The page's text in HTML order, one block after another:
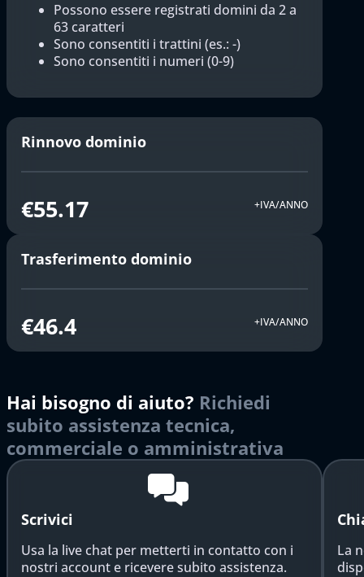
Possono essere registrati domini da 2 a
63 caratteri
Sono consentiti i trattini (es.: -)
Sono consentiti i numeri (0-9)
Rinnovo dominio
€55.17 +IVA/ANNO
Trasferimento dominio
€46.4 +IVA/ANNO
Hai bisogno di aiuto? Richiedi
subito assistenza tecnica,
commerciale o amministrativa
Scrivici
Usa la live chat per metterti in contatto con i
nostri account e ricevere subito assistenza.
La